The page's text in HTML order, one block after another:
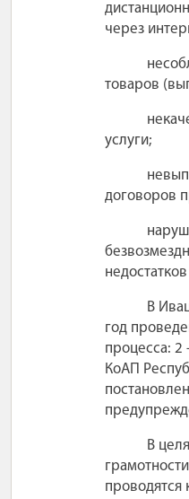
через
товаров
услуги;
договоров
В
год
процесса: 2
КоАП
В
проводятся